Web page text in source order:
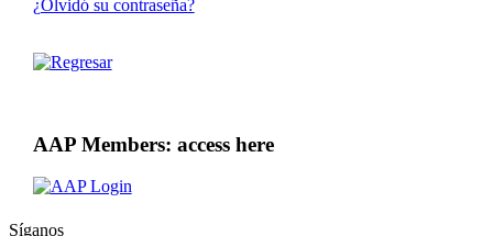
¿Olvidó su contraseña?
AAP Members: access here
Síganos